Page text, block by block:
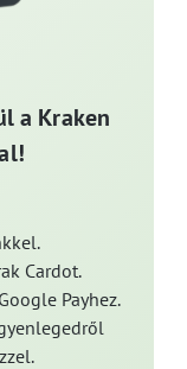
a Kraken
Cardot.
Payhez.